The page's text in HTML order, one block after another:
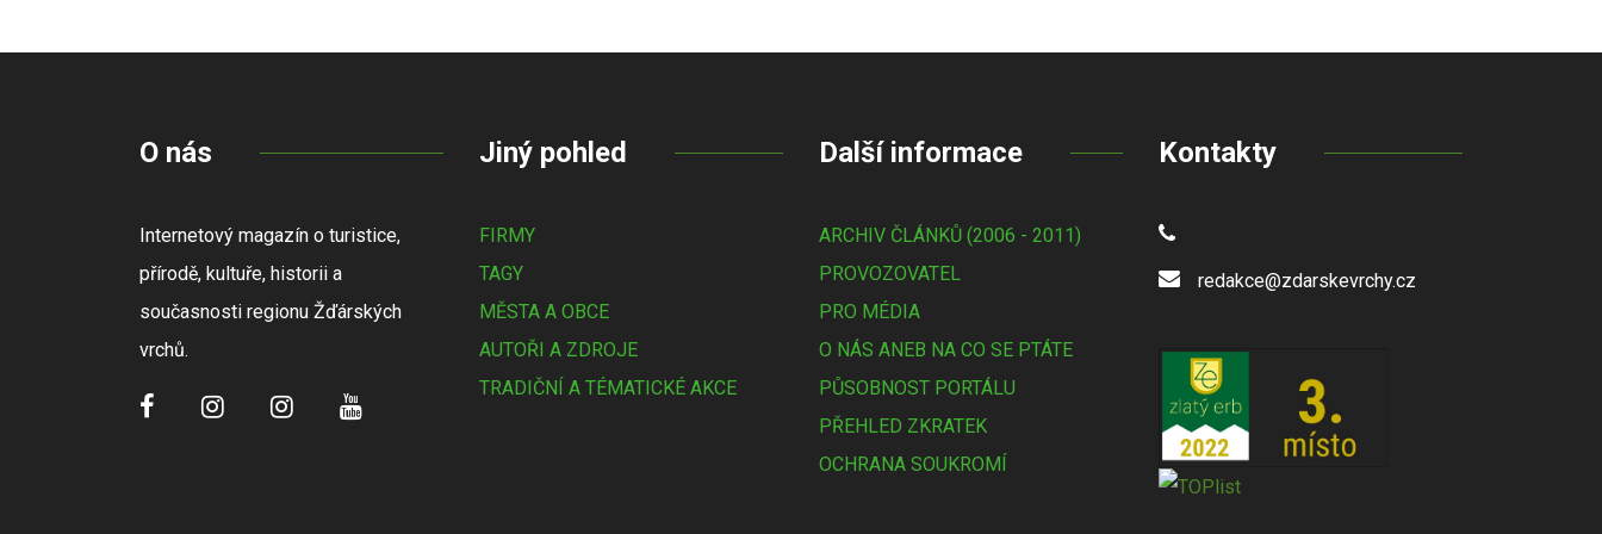
O nás
Internetový magazín o turistice,
přírodě, kultuře, historii a
současnosti regionu Žďárských
vrchů.
Jiný pohled
FIRMY
TAGY
MĚSTA A OBCE
AUTOŘI A ZDROJE
TRADIČNÍ A TÉMATICKÉ AKCE
Další informace
ARCHIV ČLÁNKŮ (2006 - 2011)
PROVOZOVATEL
PRO MÉDIA
O NÁS ANEB NA CO SE PTÁTE
PŮSOBNOST PORTÁLU
PŘEHLED ZKRATEK
OCHRANA SOUKROMÍ
Kontakty
redakce@zdarskevrchy.cz